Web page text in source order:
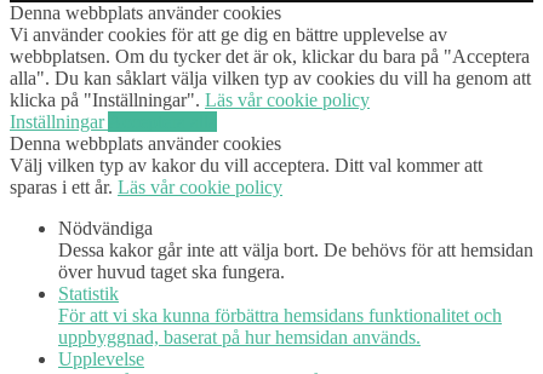
Denna webbplats använder cookies
Vi använder cookies för att ge dig en bättre upplevelse av
webbplatsen. Om du tycker det är ok, klickar du bara på "Acceptera
alla". Du kan såklart välja vilken typ av cookies du vill ha genom att
klicka på "Inställningar". Läs vår cookie policy
Inställningar
Denna webbplats använder cookies
Välj vilken typ av kakor du vill acceptera. Ditt val kommer att
sparas i ett år. Läs vår cookie policy
Nödvändiga
Dessa kakor går inte att välja bort. De behövs för att hemsidan
över huvud taget ska fungera.
Statistik
För att vi ska kunna förbättra hemsidans funktionalitet och
uppbyggnad, baserat på hur hemsidan används.
Upplevelse